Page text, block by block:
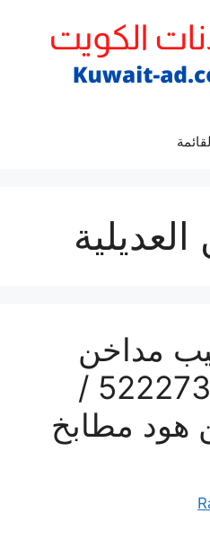
مداخن
العديلية / 52227350 /
هود مطابخ